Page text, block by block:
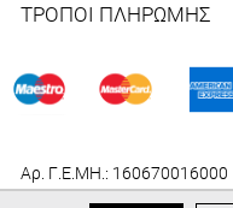
ΤΡΟΠΟΙ ΠΛΗΡΩΜΗΣ
Αρ. Γ.Ε.ΜΗ.: 160670016000